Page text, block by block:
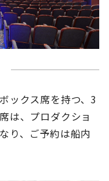
ックス席を持つ、3
は、プロダクショ
り、ご予約は船内